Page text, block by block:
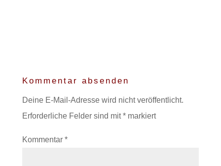
Kommentar absenden
Deine E-Mail-Adresse wird nicht veröffentlicht.
Erforderliche Felder sind mit*markiert
Kommentar *